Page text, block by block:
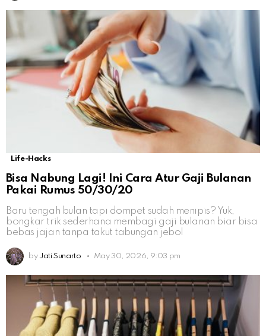
Life-Hacks
Bisa Nabung Lagi! Ini Cara Atur Gaji Bulanan
Pakai Rumus 50/30/20
Baru tengah bulan tapi dompet sudah menipis? Yuk,
bongkar trik sederhana membagi gaji bulanan biar bisa
bebas jajan tanpa takut tabungan jebol
by Jati Sunarto May 30, 2026, 9:03 pm